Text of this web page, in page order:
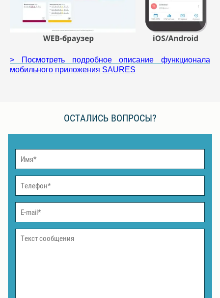
> Посмотреть подробное описание функционала
мобильного приложения SAURES
ОСТАЛИСЬ ВОПРОСЫ?